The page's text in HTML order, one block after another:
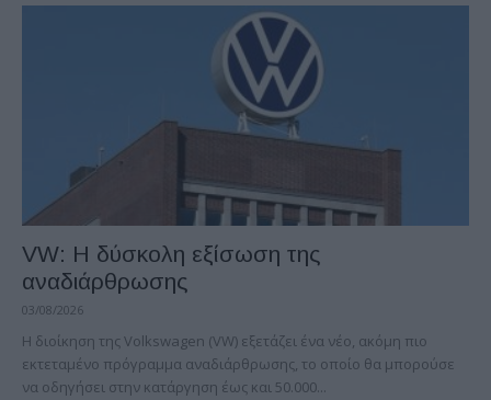
VW: Η δύσκολη εξίσωση της
αναδιάρθρωσης
03/08/2026
Η διοίκηση της Volkswagen (VW) εξετάζει ένα νέο, ακόμη πιο
εκτεταμένο πρόγραμμα αναδιάρθρωσης, το οποίο θα μπορούσε
να οδηγήσει στην κατάργηση έως και 50.000...